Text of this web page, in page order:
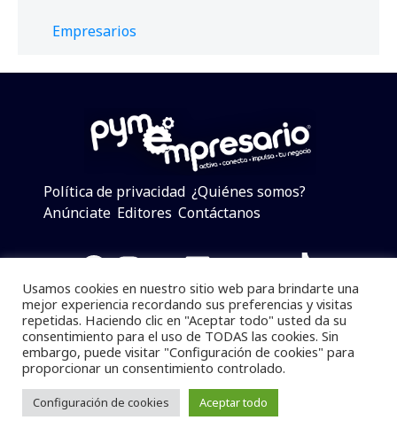
Empresarios
Política de privacidad ¿Quiénes somos?
Anúnciate Editores Contáctanos
Facebook
Instagram
Twitter
LinkedIn
Telegram
YouTube
TikTok
Pymempresario © 2025 Todos los derechos reservados.
Se prohibe el uso de la información total o parcial sin
dar referencia a la fuente.
Desarrollado poryalla ya!
Usamos cookies en nuestro sitio web para brindarte una
mejor experiencia recordando sus preferencias y visitas
repetidas. Haciendo clic en "Aceptar todo" usted da su
consentimiento para el uso de TODAS las cookies. Sin
embargo, puede visitar "Configuración de cookies" para
proporcionar un consentimiento controlado.
Configuración de cookies Aceptar todo